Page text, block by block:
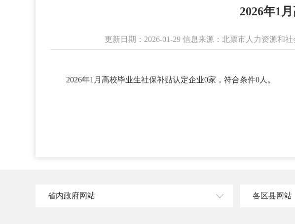
2026年1
更新日期：2026-01-29 信息来源：北票市人力资源和
2026年1月高校毕业生社保补贴认定企业0家，符合条件0人。
省内政府网站 各区县网站